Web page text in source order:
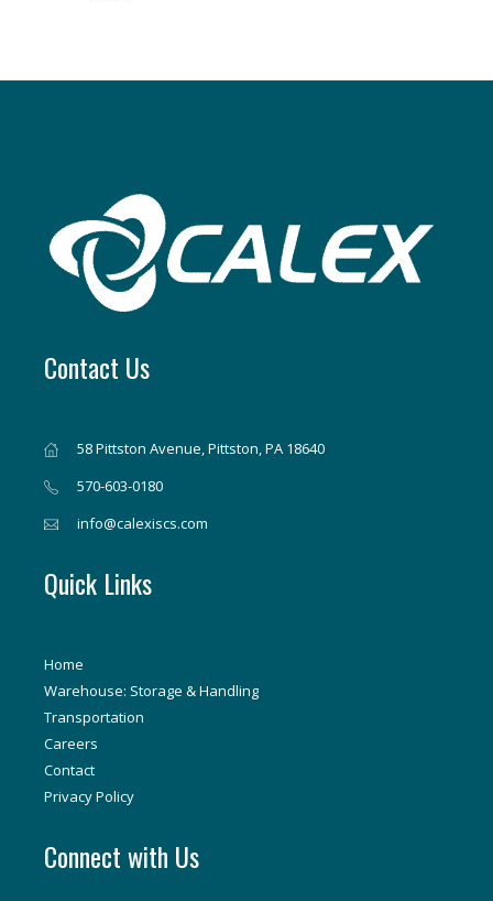
Contact Us
58 Pittston Avenue, Pittston, PA 18640
570-603-0180
info@calexiscs.com
Quick Links
Home
Warehouse: Storage & Handling
Transportation
Careers
Contact
Privacy Policy
Connect with Us